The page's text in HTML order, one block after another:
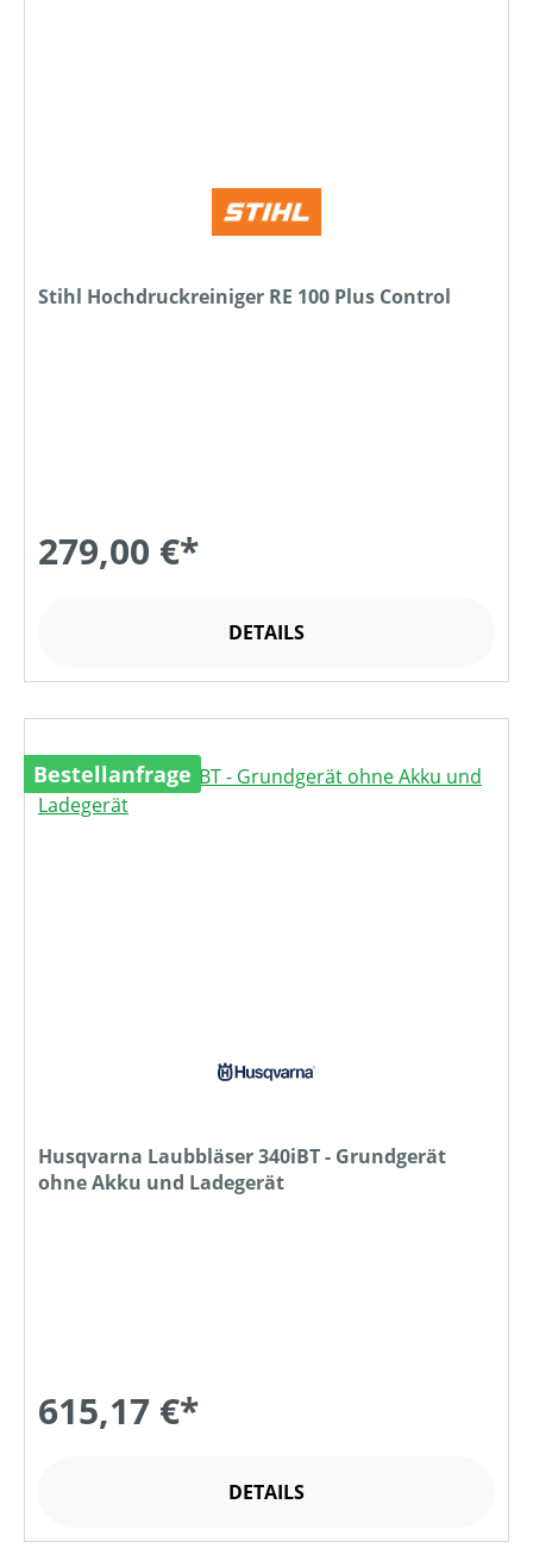
Stihl Hochdruckreiniger RE 100 Plus Control
279,00 €*
DETAILS
Bestellanfrage
Husqvarna Laubbläser 340iBT - Grundgerät
ohne Akku und Ladegerät
615,17 €*
DETAILS